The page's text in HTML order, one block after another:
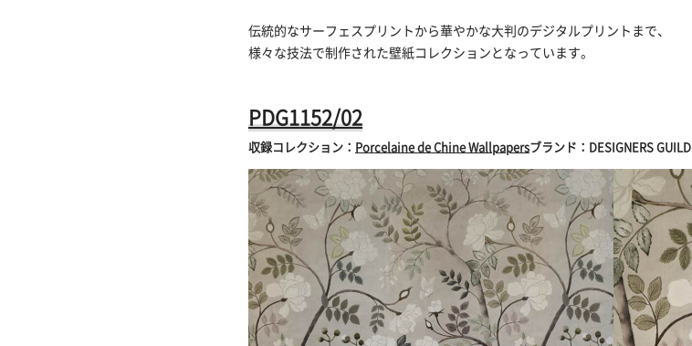
伝統的なサーフェスプリントから華やかな大判のデジタルプリントまで、
様々な技法で制作された壁紙コレクションとなっています。
PDG1152/02
収録コレクション： Porcelaine de Chine Wallpapersブランド：DESIGNERS GUILD